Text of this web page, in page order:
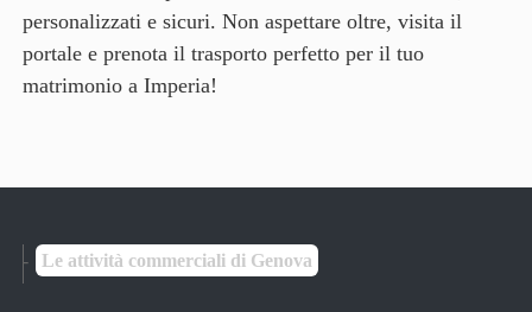
personalizzati e sicuri. Non aspettare oltre, visita il
portale e prenota il trasporto perfetto per il tuo
matrimonio a Imperia!
Le attività commerciali di Genova